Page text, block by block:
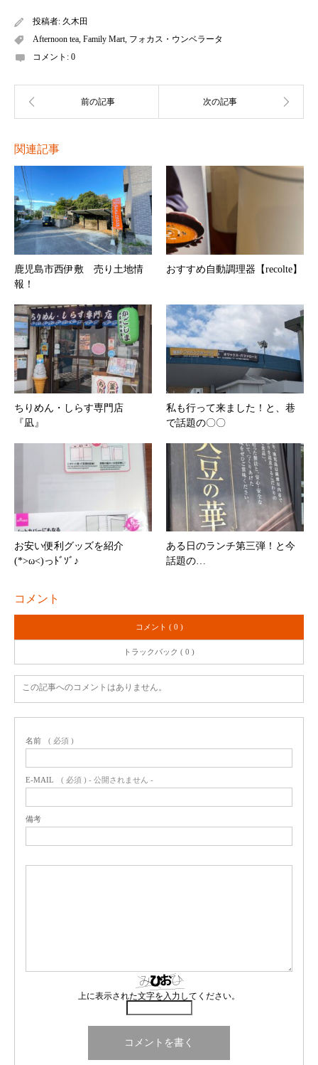
投稿者: 久木田
Afternoon tea, Family Mart, フォカス・ウンベラータ
コメント: 0
関連記事
鹿児島市西伊敷 売り土地情
報！
おすすめ自動調理器【recolte】
ちりめん・しらす専門店
『凪』
私も行って来ました！と、巷
で話題の〇〇
お安い便利グッズを紹介
(*>ω<)っﾄﾞｿﾞ♪
ある日のランチ第三弾！と今
話題の…
コメント
コメント ( 0 )
トラックバック ( 0 )
この記事へのコメントはありません。
名前 ( 必須 )
E-MAIL ( 必須 ) - 公開されません -
備考
上に表示された文字を入力してください。